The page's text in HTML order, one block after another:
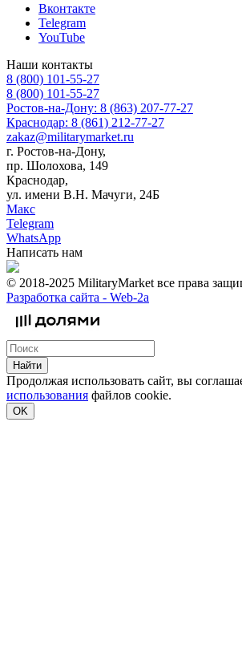
Вконтакте
Telegram
YouTube
Наши контакты
8 (800) 101-55-27
8 (800) 101-55-27
Ростов-на-Дону: 8 (863) 207-77-27
Краснодар: 8 (861) 212-77-27
zakaz@militarymarket.ru
г. Ростов-на-Дону,
пр. Шолохова, 149
Краснодар,
ул. имени В.Н. Мачуги, 24Б
Макс
Telegram
WhatsApp
Написать нам
© 2018-2025 MilitaryMarket все права
Разработка сайта - Web-2a
Найти
Продолжая использовать сайт, вы
использования файлов cookie.
OK